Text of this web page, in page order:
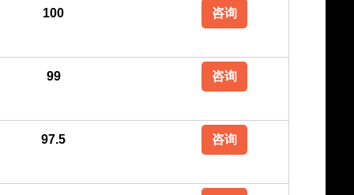
100 咨询
99 咨询
97.5 咨询